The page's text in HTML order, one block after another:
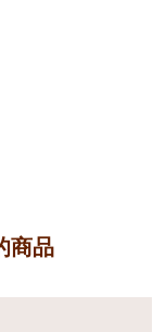
商品